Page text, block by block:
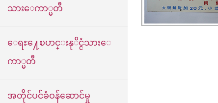
သားေကာ္မတီ
ေရႊ႔ေၿပာင္းနုိင္ငံသားေ
ကာ္မတီ
အတိုင်ပင်ခံဝန်ဆောင်မှု